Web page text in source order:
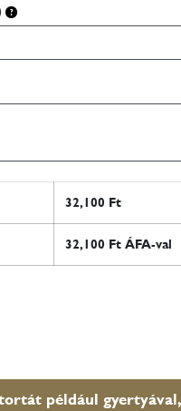
32,100 Ft
32,100 Ft ÁFA-val
tortát például gyertyával,